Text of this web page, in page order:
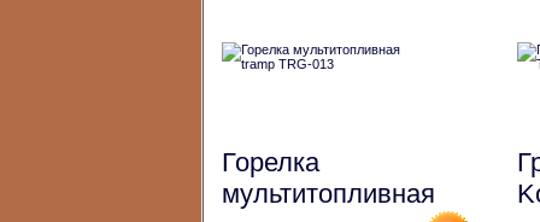
Горелка
мультитопливная